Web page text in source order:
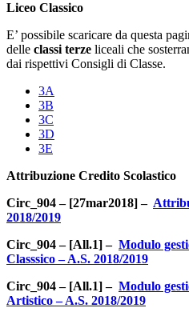
Liceo Classico
E’ possibile scaricare da questa
delle classi terze liceali che
dai rispettivi Consigli di Classe.
3A
3B
3C
3D
3E
Attribuzione Credito Scolastico
Circ_904 – [27mar2018] –
2018/2019
Circ_904 – [All.1] – Modulo
Classsico – A.S. 2018/2019
Circ_904 – [All.1] – Modulo
Artistico – A.S. 2018/2019